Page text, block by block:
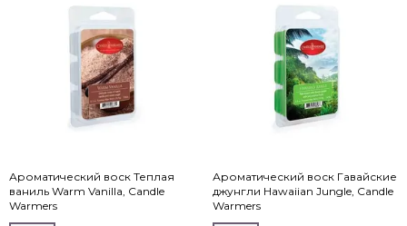
Ароматический воск Теплая
ваниль Warm Vanilla, Candle
Warmers
Ароматический воск Гавайские
джунгли Hawaiian Jungle, Candle
Warmers